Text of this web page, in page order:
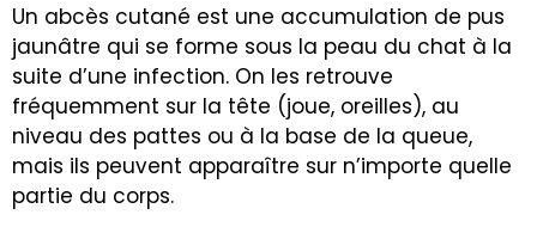
Un abcès cutané est une accumulation de pus
jaunâtre qui se forme sous la peau du chat à la
suite d’une infection. On les retrouve
fréquemment sur la tête (joue, oreilles), au
niveau des pattes ou à la base de la queue,
mais ils peuvent apparaître sur n’importe quelle
partie du corps.